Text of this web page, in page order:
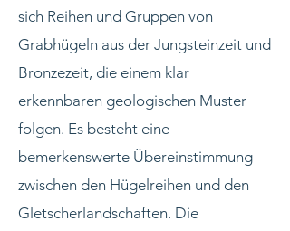
sich Reihen und Gruppen von
Grabhügeln aus der Jungsteinzeit und
Bronzezeit, die einem klar
erkennbaren geologischen Muster
folgen. Es besteht eine
bemerkenswerte Übereinstimmung
zwischen den Hügelreihen und den
Gletscherlandschaften. Die